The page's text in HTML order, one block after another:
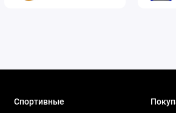
Спортивные